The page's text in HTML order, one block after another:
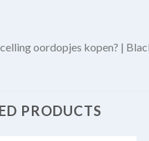
oordopjes kopen? |
PRODUCTS